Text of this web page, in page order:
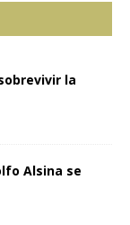
la
Alsina se